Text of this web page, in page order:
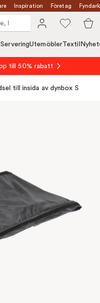
Inspiration Företag
UtemöblerTextil
till 50% rabatt
till insida av dynbox S